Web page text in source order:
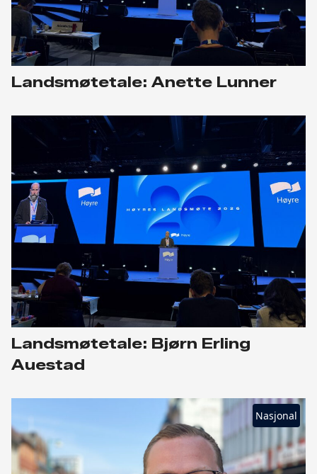
Landsmøtetale: Anette Lunner
Landsmøtetale: Bjørn Erling
Auestad
Nasjonal